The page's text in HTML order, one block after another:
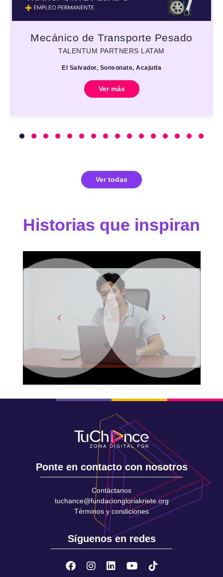
Mecánico de Transporte Pesado
TALENTUM PARTNERS LATAM
El Salvador, Sonsonate, Acajutla
Ver más
Ver todas
Historias que inspiran
Previous Next
Ponte en contacto con nosotros
Contáctanos
tuchance@fundaciongloriakriete.org
Términos y condiciones
Síguenos en redes